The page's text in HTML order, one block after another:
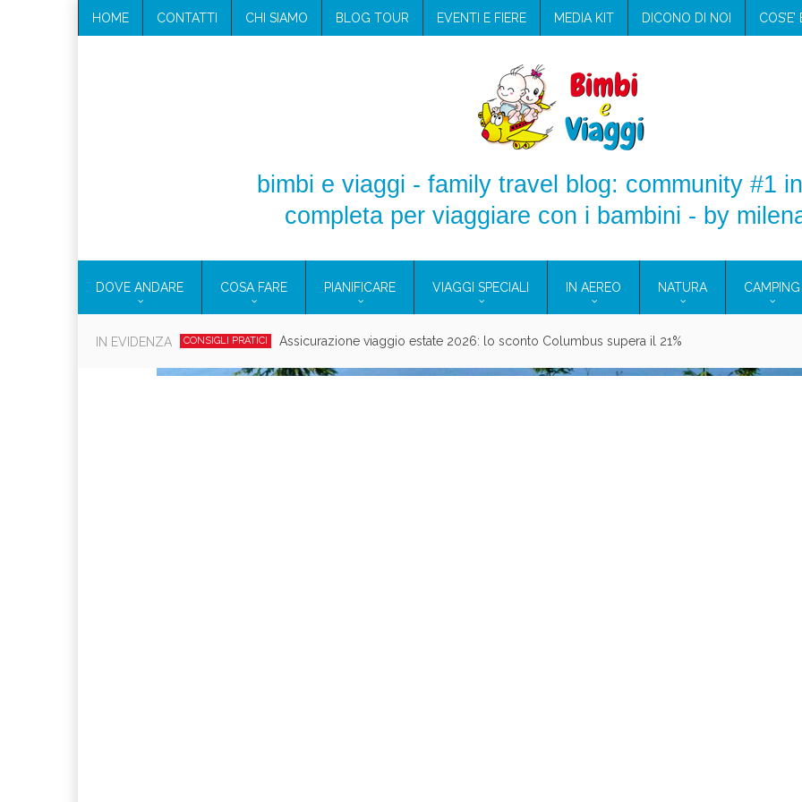
HOME CONTATTI CHI SIAMO BLOG TOUR EVENTI E FIERE MEDIA KIT DICONO DI NOI
bimbi e viaggi - family travel blog: community #1
completa per viaggiare con i bambini - by
DOVE ANDARE COSA FARE PIANIFICARE VIAGGI SPECIALI IN AEREO NATURA CAMPING
IN EVIDENZA CONSIGLI PRATICI Cosmetici solidi in viaggio: i prodotti che hanno conquistato la mia valigia (e la pelle